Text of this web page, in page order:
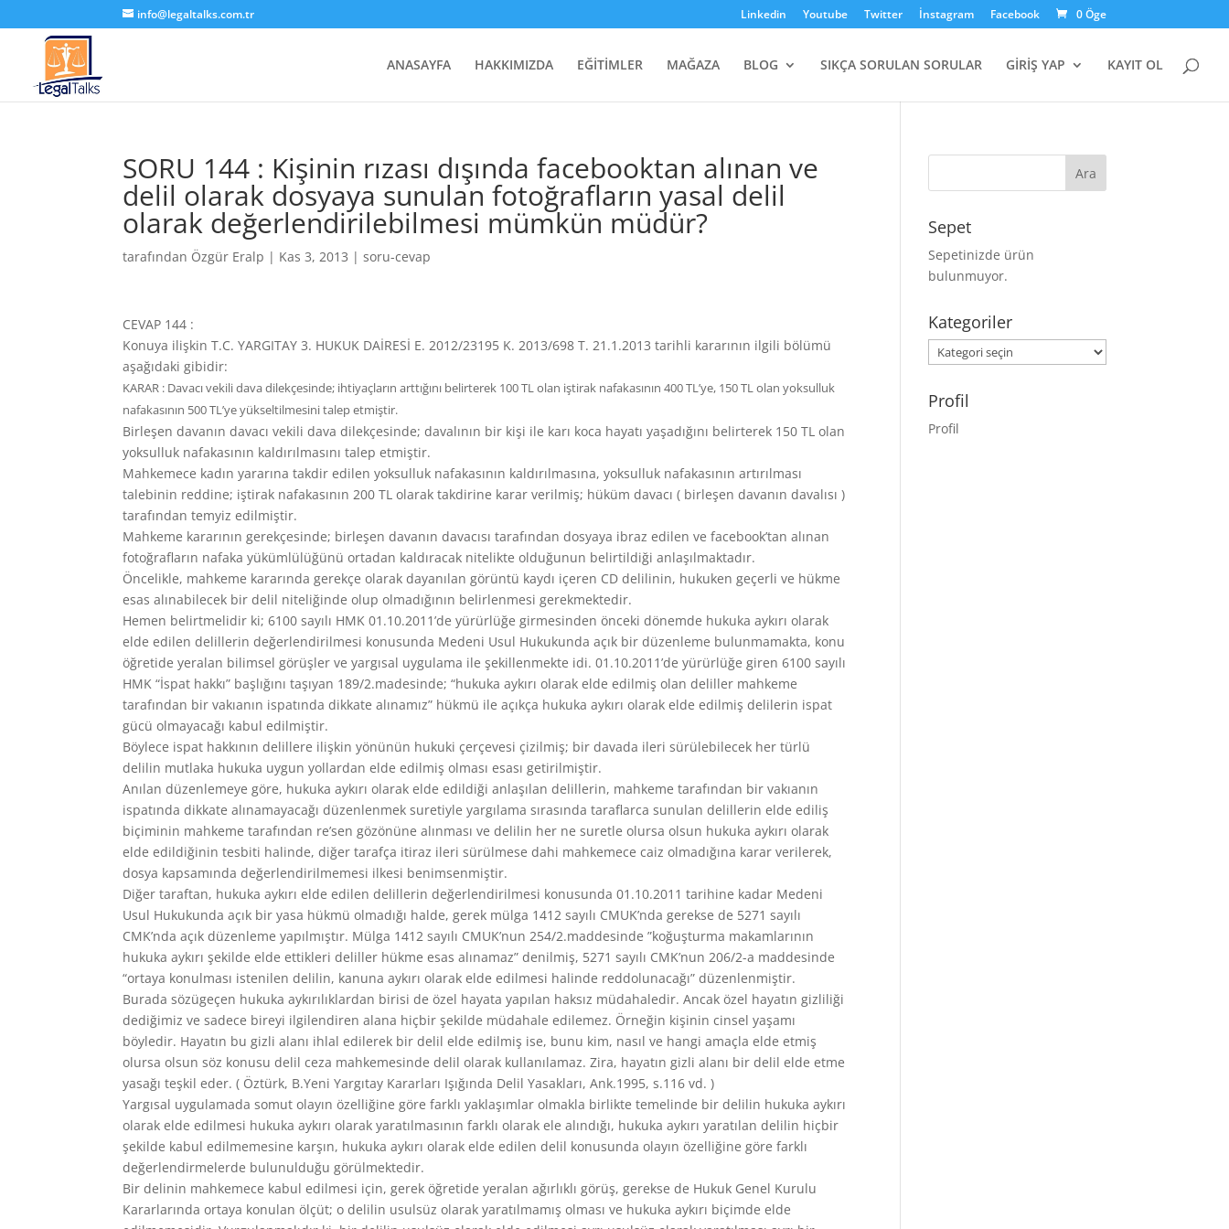
info@legaltalks.com.tr Linkedin Youtube Twitter İnstagram Facebook 0 Öge
ANASAYFA HAKKIMIZDA EĞİTİMLER MAĞAZA BLOG SIKÇA SORULAN SORULAR GİRİŞ YAP KAYIT OL
SORU 144 : Kişinin rızası dışında facebooktan alınan ve
delil olarak dosyaya sunulan fotoğrafların yasal delil
olarak değerlendirilebilmesi mümkün müdür?
tarafından Özgür Eralp | Kas 3, 2013 |soru-cevap
CEVAP 144 :
Konuya ilişkin T.C. YARGITAY 3. HUKUK DAİRESİ E. 2012/23195 K. 2013/698 T. 21.1.2013 tarihli kararının ilgili bölümü
aşağıdaki gibidir:
KARAR : Davacı vekili dava dilekçesinde; ihtiyaçların arttığını belirterek 100 TL olan iştirak nafakasının 400 TL’ye, 150 TL olan yoksulluk
nafakasının 500 TL’ye yükseltilmesini talep etmiştir.
Birleşen davanın davacı vekili dava dilekçesinde; davalının bir kişi ile karı koca hayatı yaşadığını belirterek 150 TL olan
yoksulluk nafakasının kaldırılmasını talep etmiştir.
Mahkemece kadın yararına takdir edilen yoksulluk nafakasının kaldırılmasına, yoksulluk nafakasının artırılması
talebinin reddine; iştirak nafakasının 200 TL olarak takdirine karar verilmiş; hüküm davacı ( birleşen davanın davalısı )
tarafından temyiz edilmiştir.
Mahkeme kararının gerekçesinde; birleşen davanın davacısı tarafından dosyaya ibraz edilen ve facebook’tan alınan
fotoğrafların nafaka yükümlülüğünü ortadan kaldıracak nitelikte olduğunun belirtildiği anlaşılmaktadır.
Öncelikle, mahkeme kararında gerekçe olarak dayanılan görüntü kaydı içeren CD delilinin, hukuken geçerli ve hükme
esas alınabilecek bir delil niteliğinde olup olmadığının belirlenmesi gerekmektedir.
Hemen belirtmelidir ki; 6100 sayılı HMK 01.10.2011’de yürürlüğe girmesinden önceki dönemde hukuka aykırı olarak
elde edilen delillerin değerlendirilmesi konusunda Medeni Usul Hukukunda açık bir düzenleme bulunmamakta, konu
öğretide yeralan bilimsel görüşler ve yargısal uygulama ile şekillenmekte idi. 01.10.2011’de yürürlüğe giren 6100 sayılı
HMK “İspat hakkı” başlığını taşıyan 189/2.madesinde; “hukuka aykırı olarak elde edilmiş olan deliller mahkeme
tarafından bir vakıanın ispatında dikkate alınamız” hükmü ile açıkça hukuka aykırı olarak elde edilmiş delilerin ispat
gücü olmayacağı kabul edilmiştir.
Böylece ispat hakkının delillere ilişkin yönünün hukuki çerçevesi çizilmiş; bir davada ileri sürülebilecek her türlü
delilin mutlaka hukuka uygun yollardan elde edilmiş olması esası getirilmiştir.
Anılan düzenlemeye göre, hukuka aykırı olarak elde edildiği anlaşılan delillerin, mahkeme tarafından bir vakıanın
ispatında dikkate alınamayacağı düzenlenmek suretiyle yargılama sırasında taraflarca sunulan delillerin elde ediliş
biçiminin mahkeme tarafından re’sen gözönüne alınması ve delilin her ne suretle olursa olsun hukuka aykırı olarak
elde edildiğinin tesbiti halinde, diğer tarafça itiraz ileri sürülmese dahi mahkemece caiz olmadığına karar verilerek,
dosya kapsamında değerlendirilmemesi ilkesi benimsenmiştir.
Diğer taraftan, hukuka aykırı elde edilen delillerin değerlendirilmesi konusunda 01.10.2011 tarihine kadar Medeni
Usul Hukukunda açık bir yasa hükmü olmadığı halde, gerek mülga 1412 sayılı CMUK’nda gerekse de 5271 sayılı
CMK’nda açık düzenleme yapılmıştır. Mülga 1412 sayılı CMUK’nun 254/2.maddesinde ”koğuşturma makamlarının
hukuka aykırı şekilde elde ettikleri deliller hükme esas alınamaz” denilmiş, 5271 sayılı CMK’nun 206/2-a maddesinde
“ortaya konulması istenilen delilin, kanuna aykırı olarak elde edilmesi halinde reddolunacağı” düzenlenmiştir.
Burada sözügeçen hukuka aykırılıklardan birisi de özel hayata yapılan haksız müdahaledir. Ancak özel hayatın gizliliği
dediğimiz ve sadece bireyi ilgilendiren alana hiçbir şekilde müdahale edilemez. Örneğin kişinin cinsel yaşamı
böyledir. Hayatın bu gizli alanı ihlal edilerek bir delil elde edilmiş ise, bunu kim, nasıl ve hangi amaçla elde etmiş
olursa olsun söz konusu delil ceza mahkemesinde delil olarak kullanılamaz. Zira, hayatın gizli alanı bir delil elde etme
yasağı teşkil eder. ( Öztürk, B.Yeni Yargıtay Kararları Işığında Delil Yasakları, Ank.1995, s.116 vd. )
Yargısal uygulamada somut olayın özelliğine göre farklı yaklaşımlar olmakla birlikte temelinde bir delilin hukuka aykırı
olarak elde edilmesi hukuka aykırı olarak yaratılmasının farklı olarak ele alındığı, hukuka aykırı yaratılan delilin hiçbir
şekilde kabul edilmemesine karşın, hukuka aykırı olarak elde edilen delil konusunda olayın özelliğine göre farklı
değerlendirmelerde bulunulduğu görülmektedir.
Bir delinin mahkemece kabul edilmesi için, gerek öğretide yeralan ağırlıklı görüş, gerekse de Hukuk Genel Kurulu
Kararlarında ortaya konulan ölçüt; o delilin usulsüz olarak yaratılmamış olması ve hukuka aykırı biçimde elde
Sepet
Sepetinizde ürün
bulunmuyor.
Kategoriler
Kategoriler
Profil
Profil